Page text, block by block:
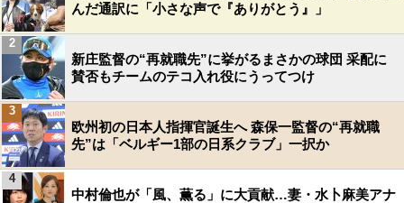
んだ通訳に「小さな声で『ありがとう』」
新庄監督の“再就職先”に挙がるまさかの球団 采配に
賛否もチームのテコ入れ役にうってつけ
2
欧州初の日本人指揮官誕生へ 森保一監督の“再就職
先”は「ベルギー1部の日系クラブ」一択か
3
中村倫也が「風、薫る」に大貢献…妻・水卜麻美アナ
4